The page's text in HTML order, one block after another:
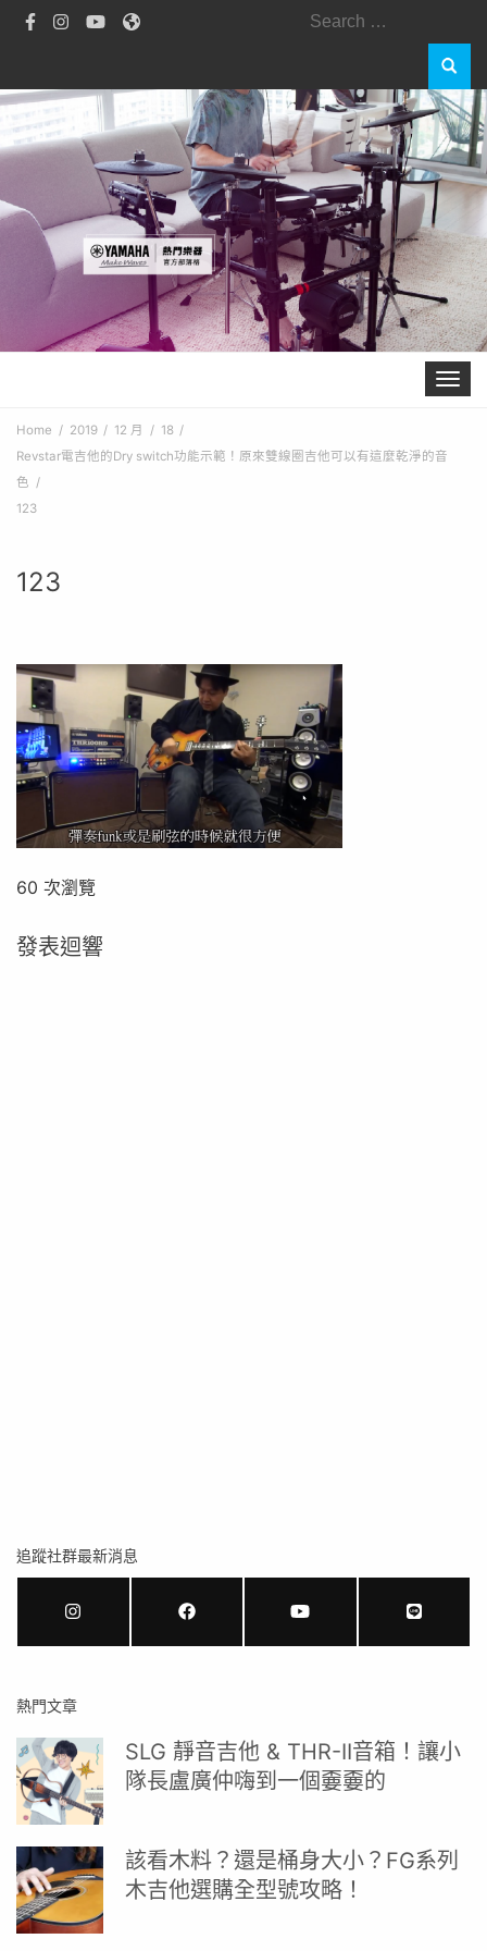
Search
Toggle
Home 2019 12 月
18
Revstar電吉他的Dry switch功能示範！原來雙線圈吉他可以有這麼乾淨的音
色
123
123
60 次瀏覽
發表迴響
追蹤社群最新消息
熱門文章
SLG 靜音吉他 & THR-II音箱！讓小
隊長盧廣仲嗨到一個嫑嫑的
該看木料？還是桶身大小？FG系列
木吉他選購全型號攻略！